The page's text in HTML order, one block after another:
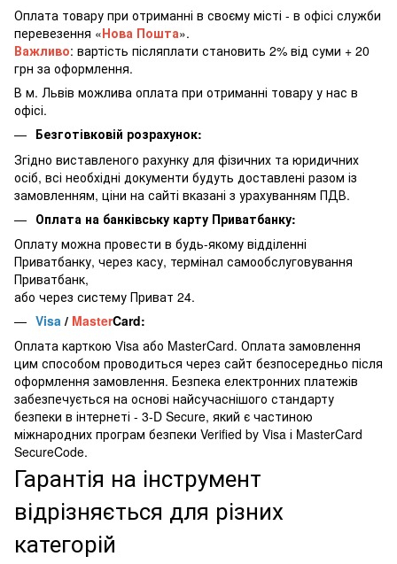
Оплата товару при отриманні в своєму місті - в офісі служби
перевезення «Нова Пошта».
Важливо: вартість післяплати становить 2% від суми + 20
грн за оформлення.
В м. Львів можлива оплата при отриманні товару у нас в
офісі.
Безготівковій розрахунок:
Згідно виставленого рахунку для фізичних та юридичних
осіб, всі необхідні документи будуть доставлені разом із
замовленням, ціни на сайті вказані з урахуванням ПДВ.
Оплата на банківську карту Приватбанку:
Оплату можна провести в будь-якому відділенні
Приватбанку, через касу, термінал самообслуговування
Приватбанк,
або через систему Приват 24.
Visa / MasterCard:
Оплата карткою Visa або MasterCard. Оплата замовлення
цим способом проводиться через сайт безпосередньо після
оформлення замовлення. Безпека електронних платежів
забезпечується на основі найсучаснішого стандарту
безпеки в інтернеті - 3-D Secure, який є частиною
міжнародних програм безпеки Verified by Visa і MasterCard
SecureCode.
Гарантія на інструмент
відрізняється для різних
категорій